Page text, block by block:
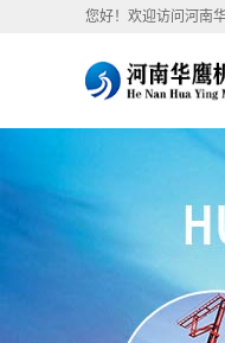
您好！欢迎访问河南